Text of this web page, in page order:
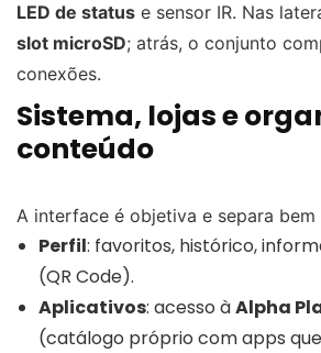
LED de status e sensor IR. Nas
slot microSD; atrás, o conjunto
conexões.
Sistema, lojas e
conteúdo
A interface é objetiva e separa bem
Perfil: favoritos, histórico,
(QR Code).
Aplicativos: acesso àAlpha
(catálogo próprio com apps